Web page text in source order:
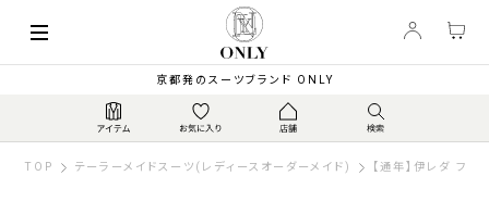
京都発のスーツブランド ONLY
TOP テーラーメイドスーツ(レディースオーダーメイド) 【通年】伊レダ フ